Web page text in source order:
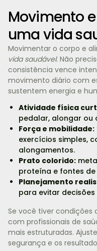
Movimento
uma vida
Movimentar o corpo e
vida saudável. Não
consistência vence
movimento diário com
sustentem energia e
Atividade física
pedalar, alongar ou
Força e mobilidade:
exercícios simples,
alongamentos.
Prato colorido:
proteína e fontes de
Planejamento
para evitar
Se você tiver condições
com profissionais de
mais estruturadas.
segurança e os